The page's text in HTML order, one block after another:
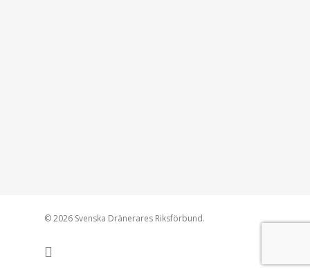
© 2026 Svenska Dränerares Riksförbund.
facebook